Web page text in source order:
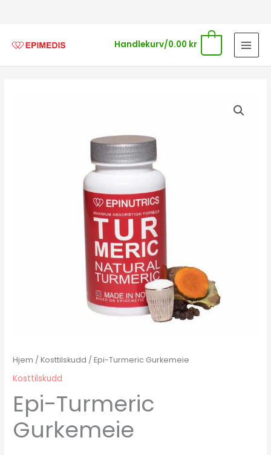
innholdet
Handlekurv/0.00 kr
Hjem /Kosttilskudd / Epi-Turmeric Gurkemeie
Kosttilskudd
Epi-Turmeric
Gurkemeie